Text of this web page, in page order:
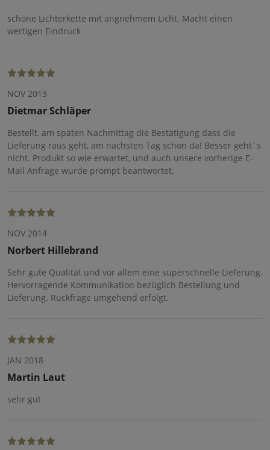
schöne Lichterkette mit angnehmem Licht. Macht einen
wertigen Eindruck
NOV 2013
Dietmar Schläper
Bestellt, am späten Nachmittag die Bestätigung dass die
Lieferung raus geht, am nächsten Tag schon da! Besser geht´s
nicht. Produkt so wie erwartet, und auch unsere vorherige E-
Mail Anfrage wurde prompt beantwortet.
NOV 2014
Norbert Hillebrand
Sehr gute Qualität und vor allem eine superschnelle Lieferung.
Hervorragende Kommunikation bezüglich Bestellung und
Lieferung. Rückfrage umgehend erfolgt.
JAN 2018
Martin Laut
sehr gut